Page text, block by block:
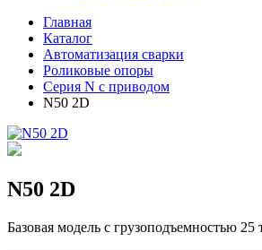
Главная
Каталог
Автоматизация сварки
Роликовые опоры
Серия N с приводом
N50 2D
N50 2D
Базовая модель с грузоподъемностью 25